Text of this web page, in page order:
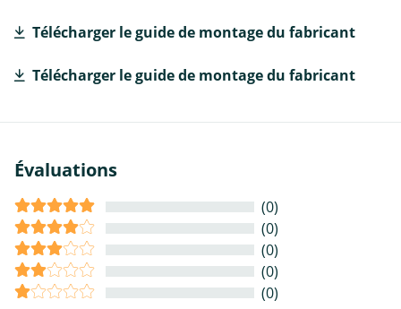
Télécharger le guide de montage du fabricant
Télécharger le guide de montage du fabricant
Évaluations
(0)
(0)
(0)
(0)
(0)